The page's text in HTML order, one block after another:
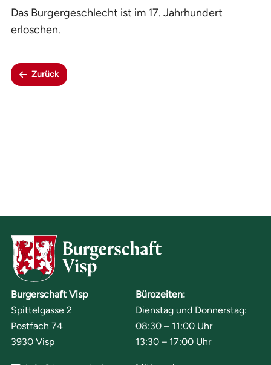
Das Burgergeschlecht ist im 17. Jahrhundert
erloschen.
Zurück
Burgerschaft Visp
Spittelgasse 2
Postfach 74
3930 Visp
Bürozeiten:
Dienstag und Donnerstag:
08:30 – 11:00 Uhr
13:30 – 17:00 Uhr